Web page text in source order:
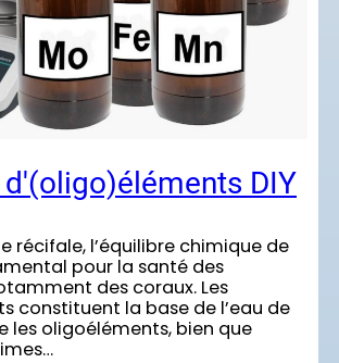
DIY
récifale, l’équilibre chimique de
pour la santé des
des coraux. Les
constituent la base de l’eau de
les oligoéléments, bien que